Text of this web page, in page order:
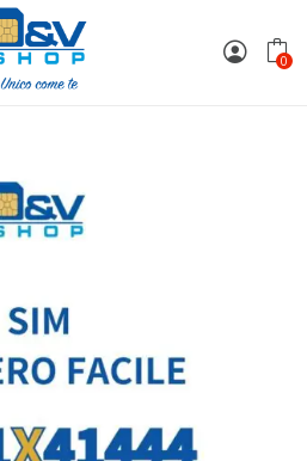
0
3291X41444 Da Attivare